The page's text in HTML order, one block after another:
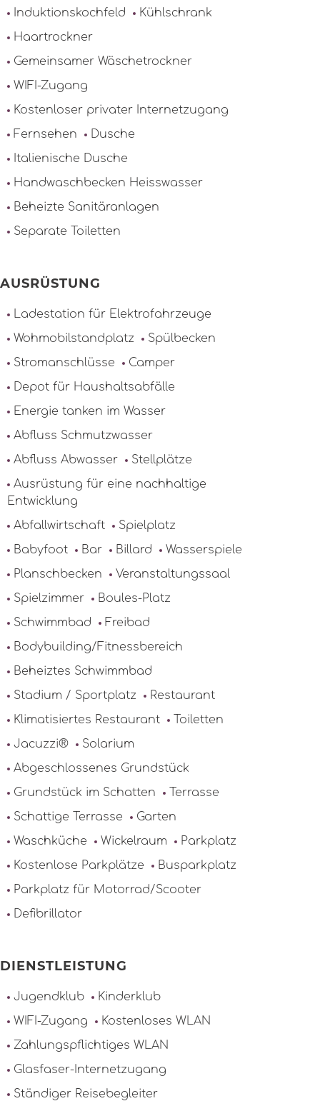
Induktionskochfeld
Kühlschrank
Haartrockner
Gemeinsamer Wäschetrockner
WIFI-Zugang
Kostenloser privater Internetzugang
Fernsehen
Dusche
Italienische Dusche
Handwaschbecken Heisswasser
Beheizte Sanitäranlagen
Separate Toiletten
AUSRÜSTUNG
Ladestation für Elektrofahrzeuge
Wohmobilstandplatz
Spülbecken
Stromanschlüsse
Camper
Depot für Haushaltsabfälle
Energie tanken im Wasser
Abfluss Schmutzwasser
Abfluss Abwasser
Stellplätze
Ausrüstung für eine nachhaltige
Entwicklung
Abfallwirtschaft
Spielplatz
Babyfoot
Bar Billard
Wasserspiele
Planschbecken
Veranstaltungssaal
Spielzimmer
Boules-Platz
Schwimmbad
Freibad
Bodybuilding/Fitnessbereich
Beheiztes Schwimmbad
Stadium / Sportplatz
Restaurant
Klimatisiertes Restaurant
Toiletten
Jacuzzi®
Solarium
Abgeschlossenes Grundstück
Grundstück im Schatten
Terrasse
Schattige Terrasse
Garten
Waschküche
Wickelraum
Parkplatz
Kostenlose Parkplätze
Busparkplatz
Parkplatz für Motorrad/Scooter
Defibrillator
DIENSTLEISTUNG
Jugendklub
Kinderklub
WIFI-Zugang
Kostenloses WLAN
Zahlungspflichtiges WLAN
Glasfaser-Internetzugang
Ständiger Reisebegleiter